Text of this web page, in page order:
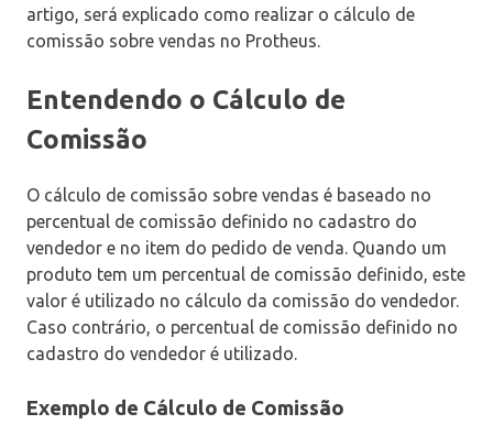
artigo, será explicado como realizar o cálculo de
comissão sobre vendas no Protheus.
Entendendo o Cálculo de
Comissão
O cálculo de comissão sobre vendas é baseado no
percentual de comissão definido no cadastro do
vendedor e no item do pedido de venda. Quando um
produto tem um percentual de comissão definido, este
valor é utilizado no cálculo da comissão do vendedor.
Caso contrário, o percentual de comissão definido no
cadastro do vendedor é utilizado.
Exemplo de Cálculo de Comissão